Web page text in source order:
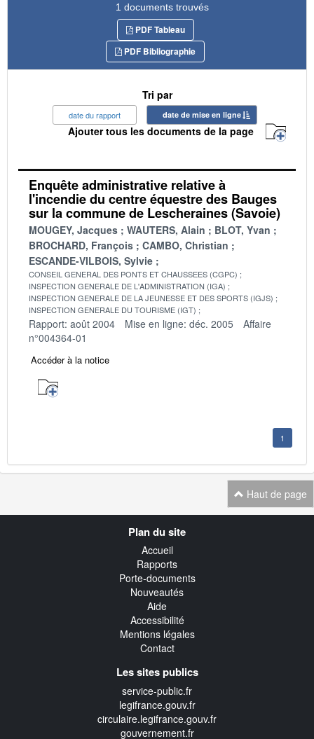
1 documents trouvés
PDF Tableau
PDF Bibliographie
Tri par
date du rapport date de mise en ligne
Ajouter tous les documents de la page
Enquête administrative relative à
l'incendie du centre équestre des Bauges
sur la commune de Lescheraines (Savoie)
MOUGEY, Jacques WAUTERS, Alain
BLOT, Yvan
BROCHARD, François
CAMBO, Christian
ESCANDE-VILBOIS, Sylvie
CONSEIL GENERAL DES PONTS ET CHAUSSEES (CGPC)
INSPECTION GENERALE DE L'ADMINISTRATION (IGA)
INSPECTION GENERALE DE LA JEUNESSE ET DES SPORTS (IGJS)
INSPECTION GENERALE DU TOURISME (IGT)
Rapport: août 2004 Mise en ligne: déc. 2005
Affaire
n°004364-01
Accéder à la notice
1
Haut de page
Plan du site
Accueil
Rapports
Porte-documents
Nouveautés
Aide
Accessibilité
Mentions légales
Contact
Les sites publics
service-public.fr
legifrance.gouv.fr
circulaire.legifrance.gouv.fr
gouvernement.fr